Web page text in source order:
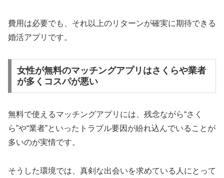
費用は必要でも、それ以上のリターンが確実に期待できる
婚活アプリです。
女性が無料のマッチングアプリはさくらや業者
が多くコスパが悪い
無料で使えるマッチングアプリには、残念ながら“さく
ら”や“業者”といったトラブル要因が紛れ込んでいることが
多いのが実情です。
そうした環境では、真剣な出会いを求めている人にとって